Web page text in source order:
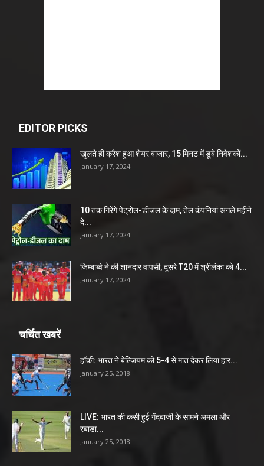
EDITOR PICKS
खुलते ही क्रैश हुआ शेयर बाजार, 15 मिनट में डूबे निवेशकों...
January 17, 2024
10 तक गिरेंगे पेट्रोल-डीजल के दाम, तेल कंपनियां अगले महीने
दे...
January 17, 2024
जिम्बाब्वे ने की शानदार वापसी, दूसरे T20 में श्रीलंका को 4...
January 17, 2024
चर्चित खबरें
हॉकी: भारत ने बेल्जियम को 5-4 से मात देकर लिया हार...
January 25, 2018
LIVE: भारत की कसी हुई गेंदबाजी के सामने अमला और
रबाडा...
January 25, 2018